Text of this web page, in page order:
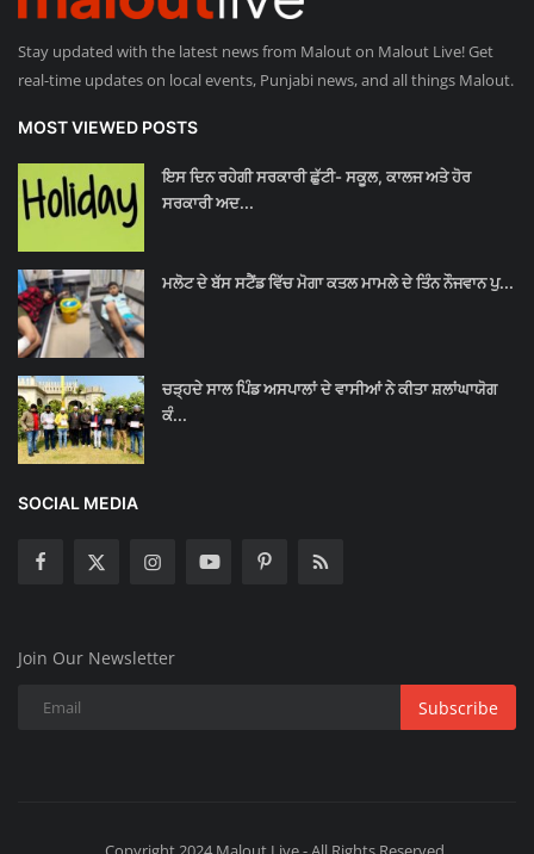
Stay updated with the latest news from Malout on Malout Live! Get
real-time updates on local events, Punjabi news, and all things Malout.
MOST VIEWED POSTS
ਇਸ ਦਿਨ ਰਹੇਗੀ ਸਰਕਾਰੀ ਛੁੱਟੀ- ਸਕੂਲ, ਕਾਲਜ ਅਤੇ ਹੋਰ
ਸਰਕਾਰੀ ਅਦ...
ਮਲੋਟ ਦੇ ਬੱਸ ਸਟੈਂਡ ਵਿੱਚ ਮੋਗਾ ਕਤਲ ਮਾਮਲੇ ਦੇ ਤਿੰਨ ਨੌਜਵਾਨ ਪੁ...
ਚੜ੍ਹਦੇ ਸਾਲ ਪਿੰਡ ਅਸਪਾਲਾਂ ਦੇ ਵਾਸੀਆਂ ਨੇ ਕੀਤਾ ਸ਼ਲਾਂਘਾਯੋਗ
ਕੰ...
SOCIAL MEDIA
Join Our Newsletter
Subscribe